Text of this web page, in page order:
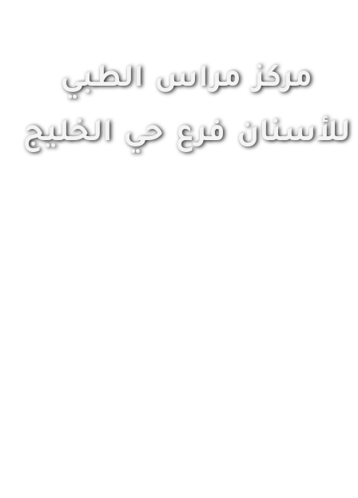
مركز مراس الطبي
للأسنان فرع حي الخليج